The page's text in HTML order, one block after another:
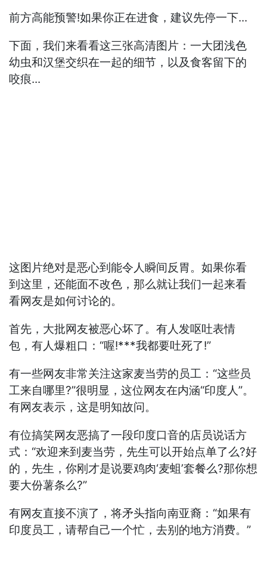
前方高能预警!如果你正在进食，建议先停一下...
下面，我们来看看这三张高清图片：一大团浅色
幼虫和汉堡交织在一起的细节，以及食客留下的
咬痕...
这图片绝对是恶心到能令人瞬间反胃。如果你看
到这里，还能面不改色，那么就让我们一起来看
看网友是如何讨论的。
首先，大批网友被恶心坏了。有人发呕吐表情
包，有人爆粗口：“喔!***我都要吐死了!”
有一些网友非常关注这家麦当劳的员工：“这些员
工来自哪里?”很明显，这位网友在内涵“印度人”。
有网友表示，这是明知故问。
有位搞笑网友恶搞了一段印度口音的店员说话方
式：“欢迎来到麦当劳，先生可以开始点单了么?好
的，先生，你刚才是说要鸡肉‘麦蛆’套餐么?那你想
要大份薯条么?”
有网友直接不演了，将矛头指向南亚裔：“如果有
印度员工，请帮自己一个忙，去别的地方消费。”